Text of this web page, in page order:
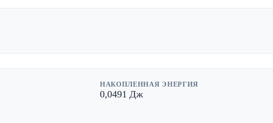
НАКОПЛЕННАЯ ЭНЕРГИЯ
0,0491 Дж